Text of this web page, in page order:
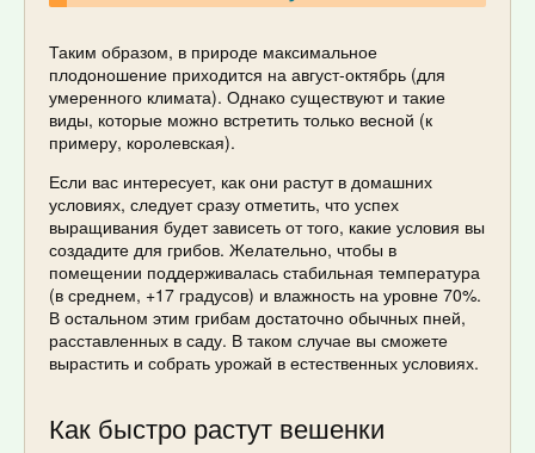
Таким образом, в природе максимальное
плодоношение приходится на август-октябрь (для
умеренного климата). Однако существуют и такие
виды, которые можно встретить только весной (к
примеру, королевская).
Если вас интересует, как они растут в домашних
условиях, следует сразу отметить, что успех
выращивания будет зависеть от того, какие условия вы
создадите для грибов. Желательно, чтобы в
помещении поддерживалась стабильная температура
(в среднем, +17 градусов) и влажность на уровне 70%.
В остальном этим грибам достаточно обычных пней,
расставленных в саду. В таком случае вы сможете
вырастить и собрать урожай в естественных условиях.
Как быстро растут вешенки